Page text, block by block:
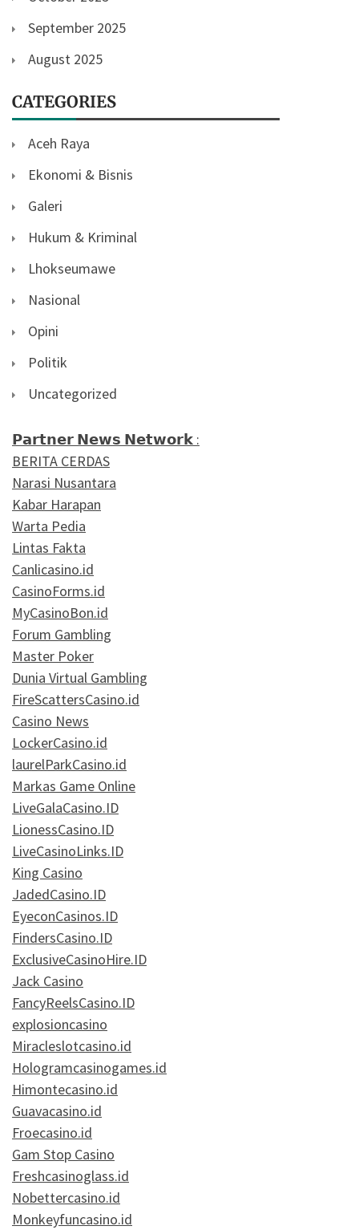
September 2025
August 2025
CATEGORIES
Aceh Raya
Ekonomi & Bisnis
Galeri
Hukum & Kriminal
Lhokseumawe
Nasional
Opini
Politik
Uncategorized
𝗣𝗮𝗿𝘁𝗻𝗲𝗿 𝗡𝗲𝘄𝘀 𝗡𝗲𝘁𝘄𝗼𝗿𝗸 :
BERITA CERDAS
Narasi Nusantara
Kabar Harapan
Warta Pedia
Lintas Fakta
Canlicasino.id
CasinoForms.id
MyCasinoBon.id
Forum Gambling
Master Poker
Dunia Virtual Gambling
FireScattersCasino.id
Casino News
LockerCasino.id
laurelParkCasino.id
Markas Game Online
LiveGalaCasino.ID
LionessCasino.ID
LiveCasinoLinks.ID
King Casino
JadedCasino.ID
EyeconCasinos.ID
FindersCasino.ID
ExclusiveCasinoHire.ID
Jack Casino
FancyReelsCasino.ID
explosioncasino
Miracleslotcasino.id
Hologramcasinogames.id
Himontecasino.id
Guavacasino.id
Froecasino.id
Gam Stop Casino
Freshcasinoglass.id
Nobettercasino.id
Monkeyfuncasino.id